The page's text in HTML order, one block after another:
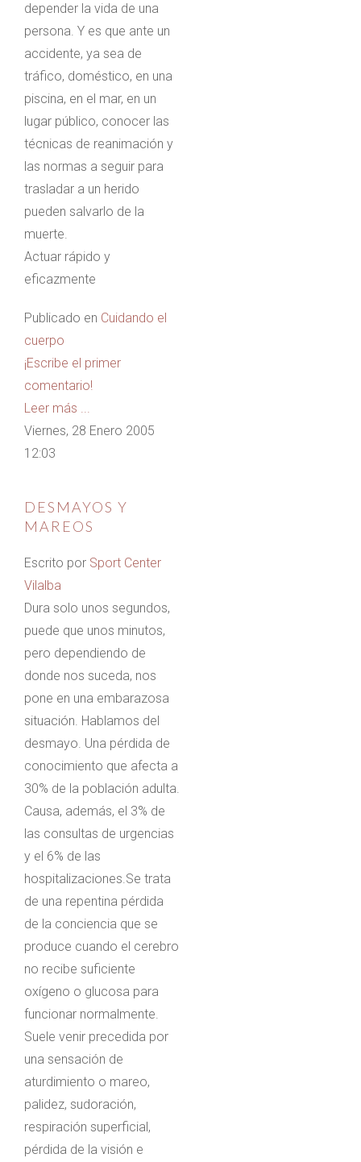
depender la vida de una
persona. Y es que ante un
accidente, ya sea de
tráfico, doméstico, en una
piscina, en el mar, en un
lugar público, conocer las
técnicas de reanimación y
las normas a seguir para
trasladar a un herido
pueden salvarlo de la
muerte.
Actuar rápido y
eficazmente
Publicado en Cuidando el
cuerpo
¡Escribe el primer
comentario!
Leer más ...
Viernes, 28 Enero 2005
12:03
DESMAYOS Y
MAREOS
Escrito por Sport Center
Vilalba
Dura solo unos segundos,
puede que unos minutos,
pero dependiendo de
donde nos suceda, nos
pone en una embarazosa
situación. Hablamos del
desmayo. Una pérdida de
conocimiento que afecta a
30% de la población adulta.
Causa, además, el 3% de
las consultas de urgencias
y el 6% de las
hospitalizaciones.Se trata
de una repentina pérdida
de la conciencia que se
produce cuando el cerebro
no recibe suficiente
oxígeno o glucosa para
funcionar normalmente.
Suele venir precedida por
una sensación de
aturdimiento o mareo,
palidez, sudoración,
respiración superficial,
pérdida de la visión e